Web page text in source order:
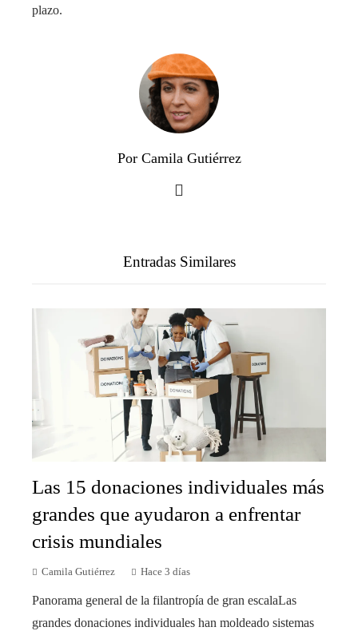
plazo.
Por Camila Gutiérrez
Entradas Similares
Las 15 donaciones individuales más
grandes que ayudaron a enfrentar
crisis mundiales
Camila Gutiérrez Hace 3 días
Panorama general de la filantropía de gran escalaLas
grandes donaciones individuales han moldeado sistemas